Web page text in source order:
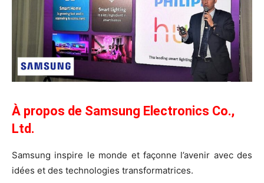
À propos de Samsung Electronics Co.,
Ltd.
Samsung inspire le monde et façonne l’avenir avec des
idées et des technologies transformatrices.